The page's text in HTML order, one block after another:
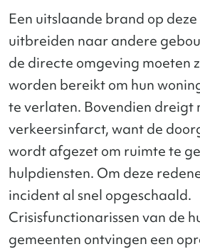
Een uitslaande brand op
uitbreiden naar andere
de directe omgeving moeten
worden bereikt om hun
te verlaten. Bovendien dreigt
verkeersinfarct, want de
wordt afgezet om ruimte te
hulpdiensten. Om deze
incident al snel opgeschaald.
Crisisfunctionarissen van de
gemeenten ontvingen een